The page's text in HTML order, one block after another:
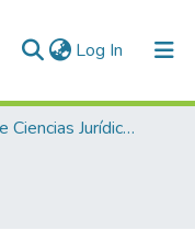
Log In (current)
Facultad de Ciencias Jurídicas y Empresariales